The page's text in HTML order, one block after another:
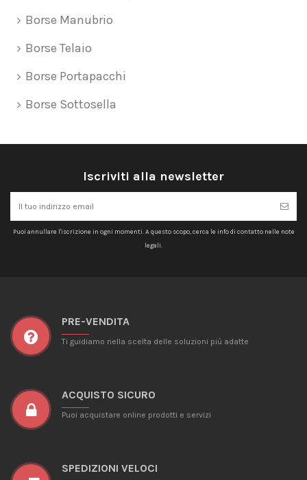
Borse Manubrio
Borse Telaio
Borse Portapacchi
Borse Sottosella
Iscriviti alla newsletter
Puoi annullare l'iscrizione in ogni momenti. A questo scopo, cerca le info di contatto nelle note
legali.
PRE-VENDITA
Ti guidiamo nella scelta delle soluzioni più adatte
ACQUISTO SICURO
Puoi acquistare online prodotti e servizi
SPEDIZIONI VELOCI